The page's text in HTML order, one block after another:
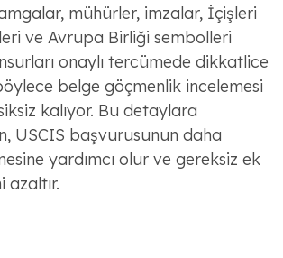
mühürler, imzalar, İçişleri
ve Avrupa Birliği sembolleri
onaylı tercümede dikkatlice
belge göçmenlik incelemesi
kalıyor. Bu detaylara
USCIS başvurusunun daha
yardımcı olur ve gereksiz ek
azaltır.